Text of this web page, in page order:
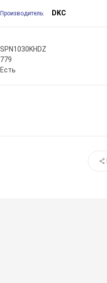
Производитель: DKC
SPN1030KHDZ
779
Есть